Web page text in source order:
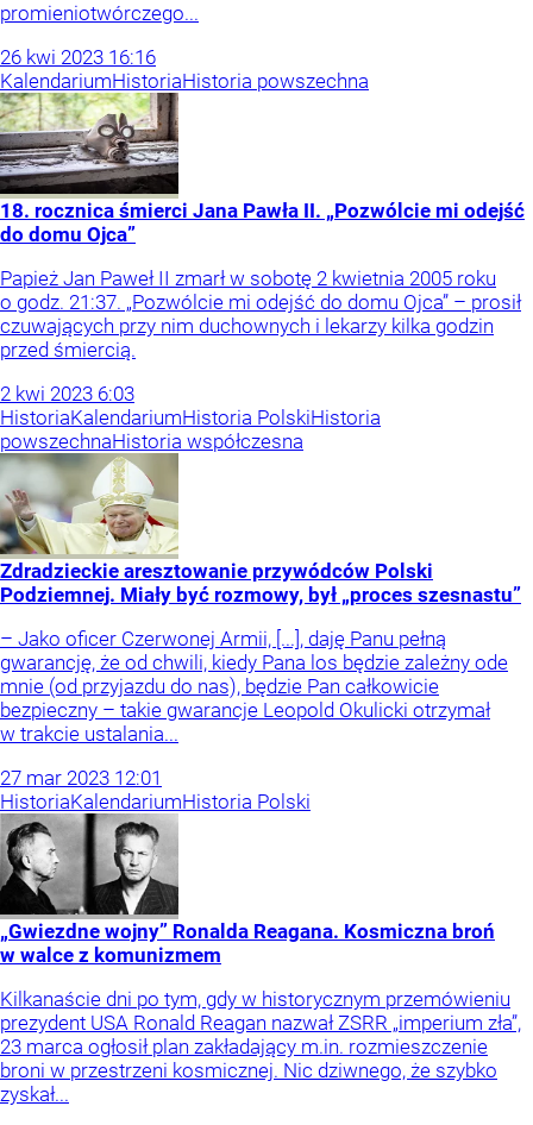
promieniotwórczego...
26 kwi 2023 16:16
KalendariumHistoriaHistoria powszechna
18. rocznica śmierci Jana Pawła II. „Pozwólcie mi odejść
do domu Ojca”
Papież Jan Paweł II zmarł w sobotę 2 kwietnia 2005 roku
o godz. 21:37. „Pozwólcie mi odejść do domu Ojca” – prosił
czuwających przy nim duchownych i lekarzy kilka godzin
przed śmiercią.
2 kwi 2023 6:03
HistoriaKalendariumHistoria PolskiHistoria
powszechnaHistoria współczesna
Zdradzieckie aresztowanie przywódców Polski
Podziemnej. Miały być rozmowy, był „proces szesnastu”
– Jako oficer Czerwonej Armii, [...], daję Panu pełną
gwarancję, że od chwili, kiedy Pana los będzie zależny ode
mnie (od przyjazdu do nas), będzie Pan całkowicie
bezpieczny – takie gwarancje Leopold Okulicki otrzymał
w trakcie ustalania...
27 mar 2023 12:01
HistoriaKalendariumHistoria Polski
„Gwiezdne wojny” Ronalda Reagana. Kosmiczna broń
w walce z komunizmem
Kilkanaście dni po tym, gdy w historycznym przemówieniu
prezydent USA Ronald Reagan nazwał ZSRR „imperium zła”,
23 marca ogłosił plan zakładający m.in. rozmieszczenie
broni w przestrzeni kosmicznej. Nic dziwnego, że szybko
zyskał...